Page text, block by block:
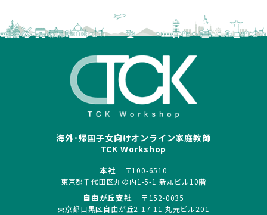
海外･帰国子女向けオンライン家庭教師
TCK Workshop
本社
〒100-6510
東京都千代田区丸の内1-5-1 新丸ビル10階
自由が丘支社
〒152-0035
東京都目黒区自由が丘2-17-11 丸元ビル201